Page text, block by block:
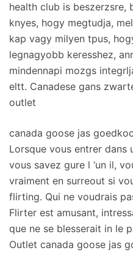
health club is beszerzsre,
knyes, hogy megtudja,
kap vagy milyen tpus,
legnagyobb keresshez,
mindennapi mozgs
eltt. Canadese gans
outlet
canada goose jas
Lorsque vous entrer dans
vous savez gure l ‘un il,
vraiment en surreout si
flirting. Qui ne voudrais
Flirter est amusant,
que ne se blesserait in le
Outlet canada goose jas